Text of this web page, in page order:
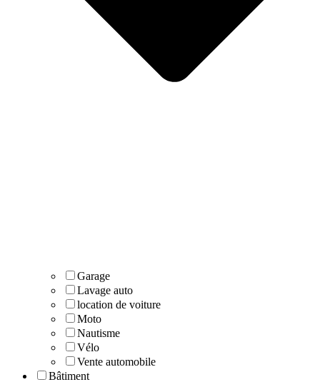
Garage
Lavage auto
location de voiture
Moto
Nautisme
Vélo
Vente automobile
Bâtiment